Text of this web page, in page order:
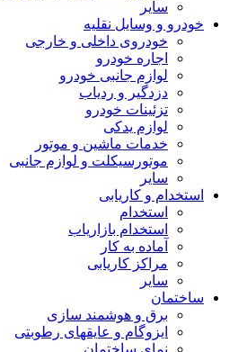
سایر
خودرو و وسایل نقلیه
خودروی داخلی و خارجی
اجاره خودرو
لوازم جانبی خودرو
دزدگیر و ردیاب
تزئینات خودرو
لوازم یدکی
خدمات ماشین و موتور
موتورسیکلت و لوازم جانبی
سایر
استخدام و کاریابی
استخدام
استخدام بازاریاب
آماده به کار
مراکز کاریابی
سایر
ساختمان
برق و هوشمند سازی
ایزوگام و عایقهای رطوبتی